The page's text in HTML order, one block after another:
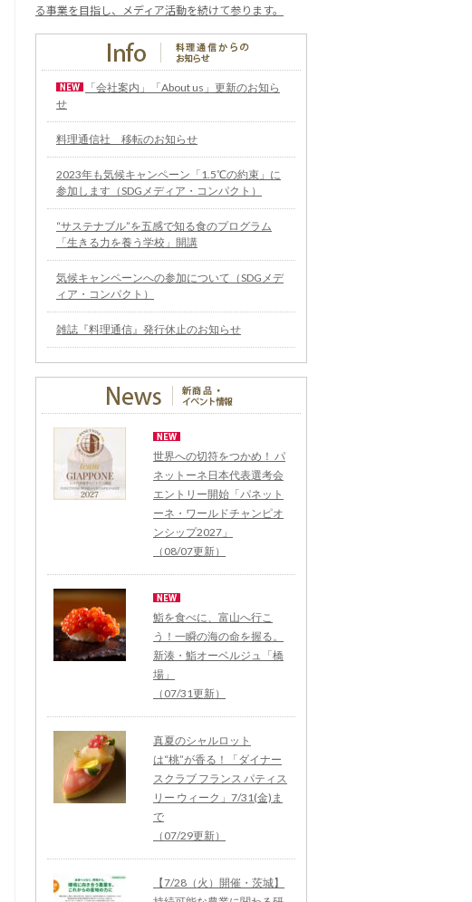
る事業を目指し、メディア活動を続けて参ります。
「会社案内」「About us」更新のお知ら
せ
料理通信社 移転のお知らせ
2023年も気候キャンペーン「1.5℃の約束」に
参加します（SDGメディア・コンパクト）
“サステナブル”を五感で知る食のプログラム
「生きる力を養う学校」開講
気候キャンペーンへの参加について（SDGメデ
ィア・コンパクト）
雑誌『料理通信』発行休止のお知らせ
世界への切符をつかめ！ パ
ネットーネ日本代表選考会
エントリー開始「パネット
ーネ・ワールドチャンピオ
ンシップ2027」
（08/07更新）
鮨を食べに、富山へ行こ
う！一瞬の海の命を握る。
新湊・鮨オーベルジュ「橋
場」
（07/31更新）
真夏のシャルロット
は“桃”が香る！「ダイナー
スクラブ フランス パティス
リー ウィーク」7/31(金)ま
で
（07/29更新）
【7/28（火）開催・茨城】